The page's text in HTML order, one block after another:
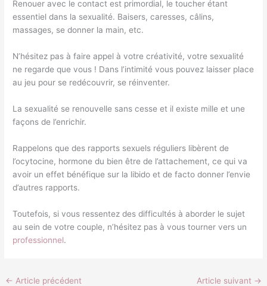
Renouer avec le contact est primordial, le toucher étant
essentiel dans la sexualité. Baisers, caresses, câlins,
massages, se donner la main, etc.
N’hésitez pas à faire appel à votre créativité, votre sexualité
ne regarde que vous ! Dans l’intimité vous pouvez laisser place
au jeu pour se redécouvrir, se réinventer.
La sexualité se renouvelle sans cesse et il existe mille et une
façons de l’enrichir.
Rappelons que des rapports sexuels réguliers libèrent de
l’ocytocine, hormone du bien être de l’attachement, ce qui va
avoir un effet bénéfique sur la libido et de facto donner l’envie
d’autres rapports.
Toutefois, si vous ressentez des difficultés à aborder le sujet
au sein de votre couple, n’hésitez pas à vous tourner vers un
professionnel.
← Article précédent Article suivant →